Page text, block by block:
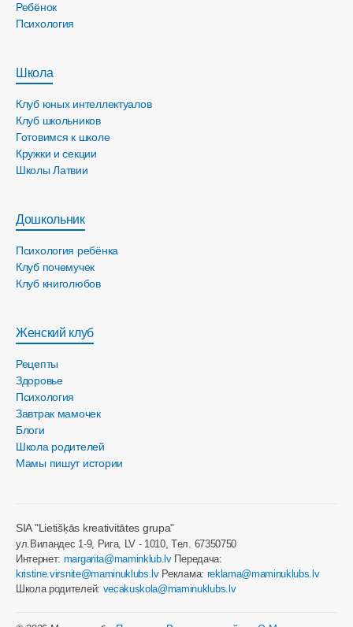
Ребёнок
Психология
Школа
Клуб юных интеллектуалов
Клуб школьников
Готовимся к школе
Кружки и секции
Школы Латвии
Дошкольник
Психология ребёнка
Клуб почемучек
Клуб книголюбов
Женский клуб
Рецепты
Здоровье
Психология
Завтрак мамочек
Блоги
Школа родителей
Мамы пишут истории
SIA "Lietišķās kreativitātes grupa"
ул.Виландес 1-9, Рига, LV - 1010, Tел. 67350750
Интернет: margarita@maminklub.lvПередача:
kristine.virsnite@maminuklubs.lvРеклама: reklama@maminuklubs.lv
Школа родителей: vecakuskola@maminuklubs.lv